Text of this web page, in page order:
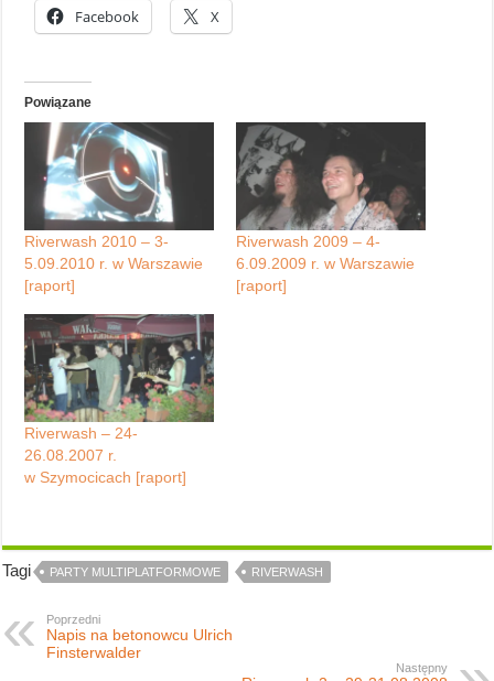
Facebook X
Powiązane
Riverwash 2010 – 3-
5.09.2010 r. w Warszawie
[raport]
Riverwash 2009 – 4-
6.09.2009 r. w Warszawie
[raport]
Riverwash – 24-
26.08.2007 r.
w Szymocicach [raport]
Tagi PARTY MULTIPLATFORMOWE RIVERWASH
Poprzedni
Napis na betonowcu Ulrich
Finsterwalder
Następny